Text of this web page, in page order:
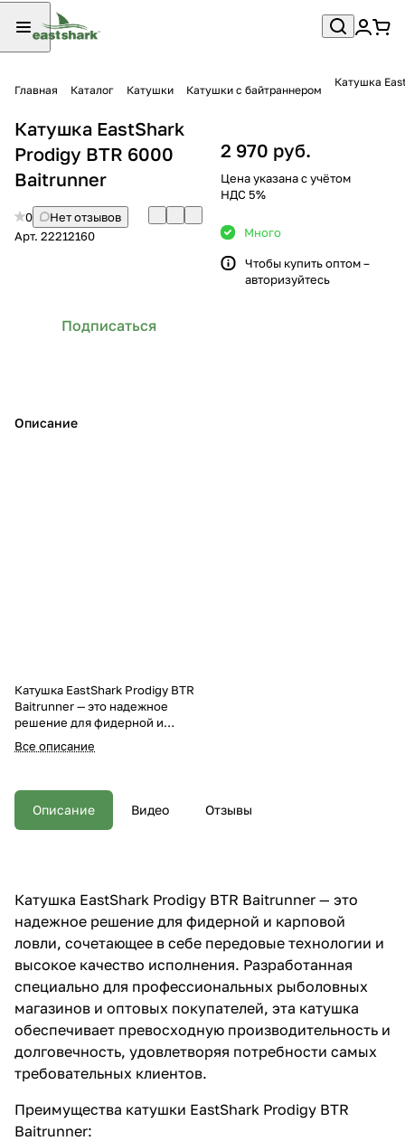
Главная Каталог Катушки Катушки с байтраннером
Катушка
Катушка EastShark
Prodigy BTR 6000
Baitrunner
0
Нет отзывов
Арт. 22212160
Подписаться
Описание
Катушка EastShark Prodigy BTR
Baitrunner — это надежное
решение для фидерной и
карповой ловли, сочетающее в
себе передовые технологии и
Разработанная специально для
профессиональных
рыболовных магазинов и
долговечность, удовлетворяя
потребности самых
требовательных клиентов.
Преимущества катушки
EastShark Prodigy BTR
Baitrunner: Плавный и
бесшумный ход: Благодаря 6+1
закрытым подшипникам и
компьютерной балансировке
ротора, катушка обеспечивает
мягкую и тихую работу, что
особенно важно при ловле
Baitrunner: Позволяет быстро
переключаться между
Все описание
2 970 руб.
Цена указана с учётом
НДС 5%
Много
Чтобы купить оптом –
авторизуйтесь
Описание Видео Отзывы
Катушка EastShark Prodigy BTR Baitrunner — это
надежное решение для фидерной и карповой
ловли, сочетающее в себе передовые технологии и
высокое качество исполнения. Разработанная
специально для профессиональных рыболовных
магазинов и оптовых покупателей, эта катушка
обеспечивает превосходную производительность и
долговечность, удовлетворяя потребности самых
требовательных клиентов.
Преимущества катушки EastShark Prodigy BTR
Baitrunner: